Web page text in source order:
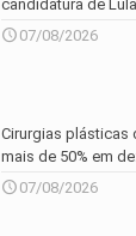
candidatura de
07/08/2026
Cirurgias plásticas
mais de 50% em
07/08/2026